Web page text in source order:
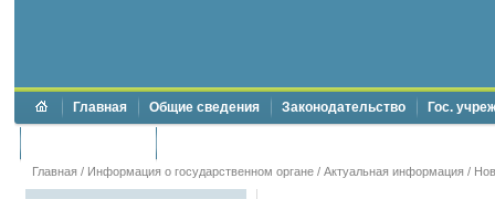
Главная Общие сведения Законодательство Гос.
Главная / Информация о государственном органе / Актуальная информация /